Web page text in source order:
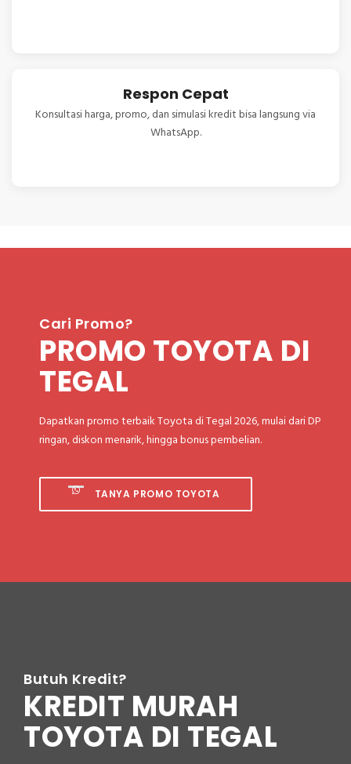
Respon Cepat
Konsultasi harga, promo, dan simulasi kredit bisa langsung via
WhatsApp.
Cari Promo?
PROMO TOYOTA DI
TEGAL
Dapatkan promo terbaik Toyota di Tegal 2026, mulai dari DP
ringan, diskon menarik, hingga bonus pembelian.
TANYA PROMO TOYOTA
Butuh Kredit?
KREDIT MURAH
TOYOTA DI TEGAL